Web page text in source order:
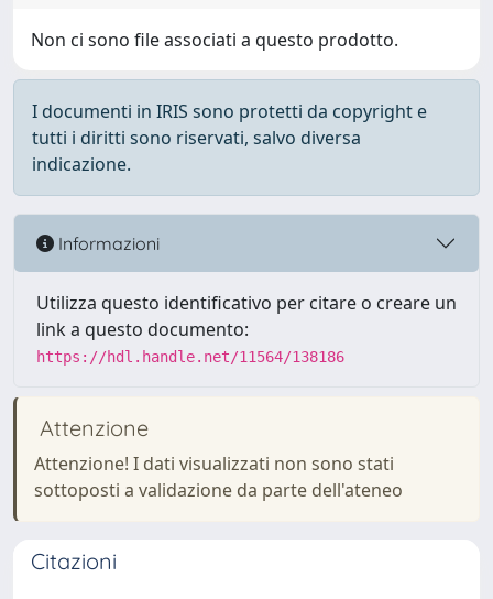
Non ci sono file associati a questo prodotto.
I documenti in IRIS sono protetti da copyright e
tutti i diritti sono riservati, salvo diversa
indicazione.
Informazioni
Utilizza questo identificativo per citare o creare un
link a questo documento:
https://hdl.handle.net/11564/138186
Attenzione
Attenzione! I dati visualizzati non sono stati
sottoposti a validazione da parte dell'ateneo
Citazioni